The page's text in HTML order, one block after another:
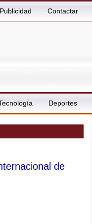
Publicidad Contactar
Deportes
de